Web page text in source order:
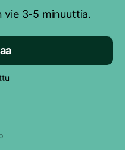
vie 3-5 minuuttia.